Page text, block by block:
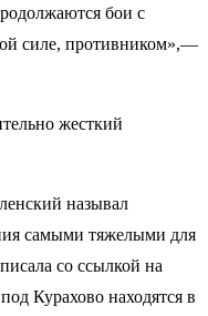
бои с
силе, противником»,—
жесткий
называл
самыми тяжелыми для
со ссылкой на
Курахово находятся в